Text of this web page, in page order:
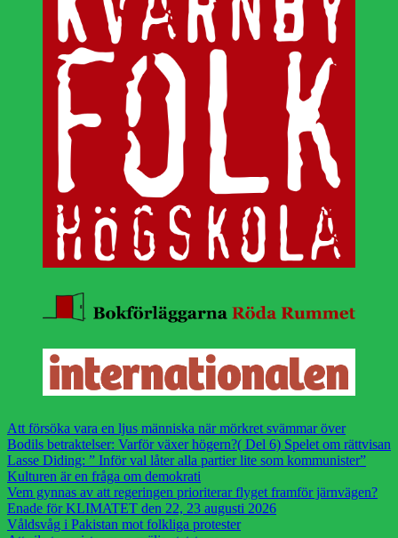
Att försöka vara en ljus människa när mörkret svämmar över
Bodils betraktelser: Varför växer högern?( Del 6) Spelet om rättvisan
Lasse Diding: ” Inför val låter alla partier lite som kommunister”
Kulturen är en fråga om demokrati
Vem gynnas av att regeringen prioriterar flyget framför järnvägen?
Enade för KLIMATET den 22, 23 augusti 2026
Våldsvåg i Pakistan mot folkliga protester